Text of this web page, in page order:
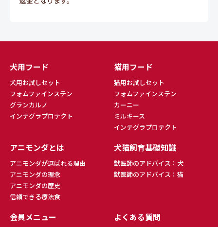
犬用フード
犬用お試しセット
フォムファインステン
グランカルノ
インテグラプロテクト
猫用フード
猫用お試しセット
フォムファインステン
カーニー
ミルキース
インテグラプロテクト
アニモンダとは
アニモンダが選ばれる理由
アニモンダの理念
アニモンダの歴史
信頼できる療法食
犬猫飼育基礎知識
獣医師のアドバイス：犬
獣医師のアドバイス：猫
会員メニュー よくある質問